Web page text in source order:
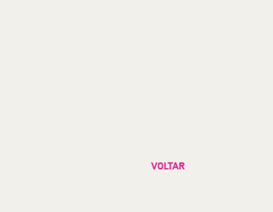
VOLTAR